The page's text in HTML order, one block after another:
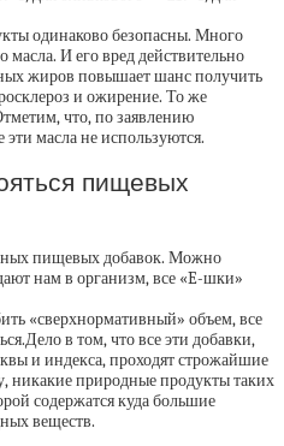
одинаково безопасны. Много
И его вред действительно
жиров повышает шанс получить
и ожирение. То же
что, по заявлению
масла не используются.
пищевых
пищевых добавок. Можно
нам в организм, все «E-шки»
«сверхнормативный» объем, все
в том, что все эти добавки,
и индекса, проходят строжайшие
никакие природные продукты таких
содержатся куда большие
веществ.